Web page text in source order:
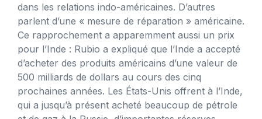
dans les relations indo-américaines. D’autres
parlent d’une « mesure de réparation » américaine.
Ce rapprochement a apparemment aussi un prix
pour l’Inde : Rubio a expliqué que l’Inde a accepté
d’acheter des produits américains d’une valeur de
500 milliards de dollars au cours des cinq
prochaines années. Les États-Unis offrent à l’Inde,
qui a jusqu’à présent acheté beaucoup de pétrole